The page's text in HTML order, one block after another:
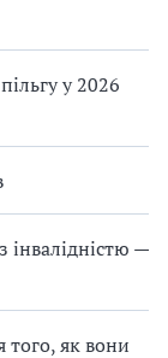
у 2026
інвалідністю —
того, як вони